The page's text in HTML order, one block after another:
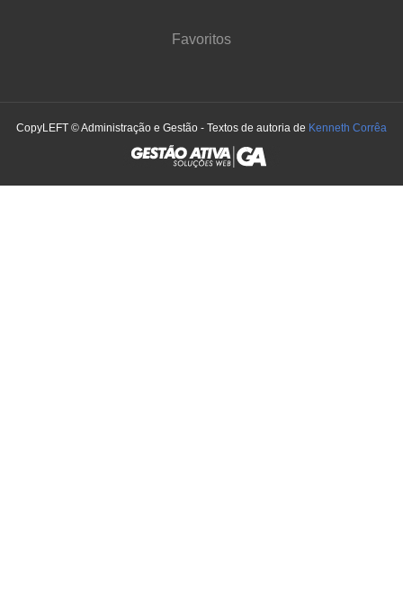
Favoritos
CopyLEFT © Administração e Gestão - Textos de autoria de Kenneth Corrêa